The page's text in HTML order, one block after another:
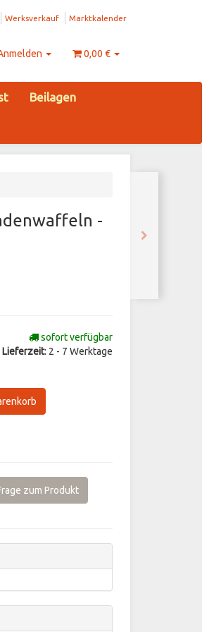
Werksverkauf Marktkalender
0,00 €
Beilagen
-
sofort verfügbar
Lieferzeit: 2 - 7 Werktage
zum Produkt